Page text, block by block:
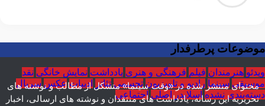
موضوعات پرطرفدار
ویدئو هنرمندان فیلم فرهنگی و هنری یادداشت نمایش خانگی نقد
موسیقی سینما رادیو و تلویزیون تجسمی تئاتر ادبیات عکس سریال
دسته‌بندی نشده اسلایدر اصلی اجتماعی
محتوای منتشر شده در «وقت سینما» متشکل از مطالب و نوشته های
تحریریه این رسانه، یادداشت های منتقدان و نوشته های ارسالی، اخبار